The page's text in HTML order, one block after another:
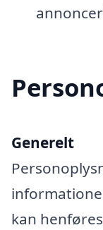
Generelt
kan